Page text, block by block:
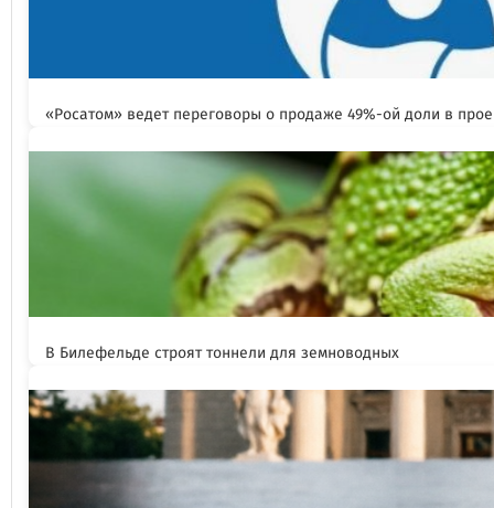
«Росатом» ведет переговоры о продаже 49%-ой доли в
В Билефельде строят тоннели для земноводных